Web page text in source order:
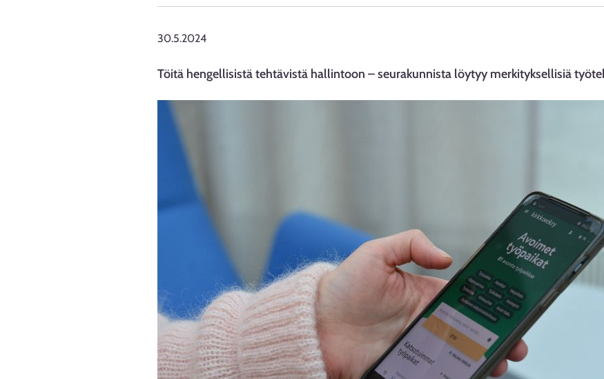
30.5.2024
Töitä hengellisistä tehtävistä hallintoon – seurakunnista löytyy merkityksellisiä